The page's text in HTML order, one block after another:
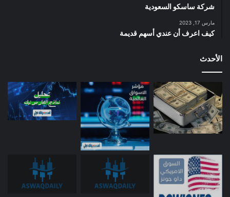
شركة ساسكو السعودية
مارس 17, 2023
كيف اعرف أن عندي أسهم قديمة
الأحدث